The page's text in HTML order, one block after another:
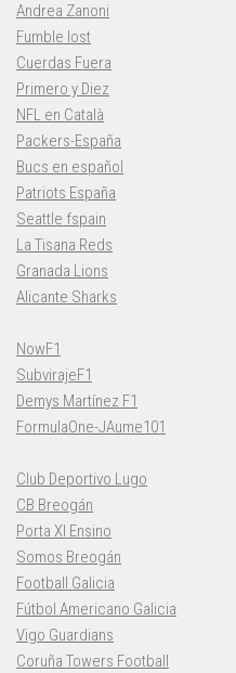
Andrea Zanoni
Fumble lost
Cuerdas Fuera
Primero y Diez
NFL en Català
Packers-España
Bucs en español
Patriots España
Seattle fspain
La Tisana Reds
Granada Lions
Alicante Sharks
NowF1
SubvirajeF1
Demys Martínez F1
FormulaOne-JAume101
Club Deportivo Lugo
CB Breogán
Porta XI Ensino
Somos Breogán
Football Galicia
Fútbol Americano Galicia
Vigo Guardians
Coruña Towers Football